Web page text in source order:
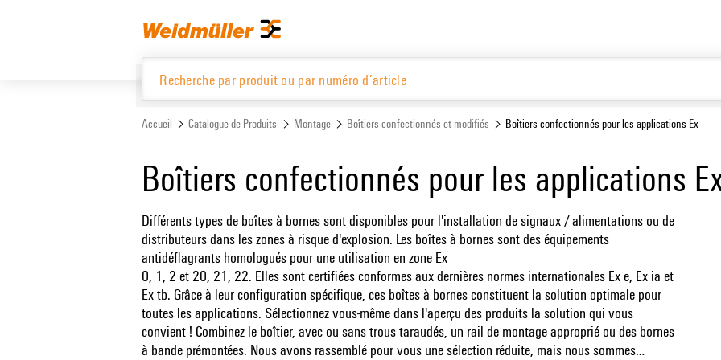
Accueil Catalogue de Produits Montage Boîtiers confectionnés et modifiés Boîtiers confectionnés pour les applications Ex
Boîtiers confectionnés pour les applications
Différents types de boîtes à bornes sont disponibles pour l'installation de signaux / alimentations ou de
distributeurs dans les zones à risque d'explosion. Les boîtes à bornes sont des équipements
antidéflagrants homologués pour une utilisation en zone Ex
0, 1, 2 et 20, 21, 22. Elles sont certifiées conformes aux dernières normes internationales Ex e, Ex ia et
Ex tb. Grâce à leur configuration spécifique, ces boîtes à bornes constituent la solution optimale pour
toutes les applications. Sélectionnez vous-même dans l'aperçu des produits la solution qui vous
convient ! Combinez le boîtier, avec ou sans trous taraudés, un rail de montage approprié ou des bornes
à bande prémontées. Nous avons rassemblé pour vous une sélection réduite, mais nous sommes